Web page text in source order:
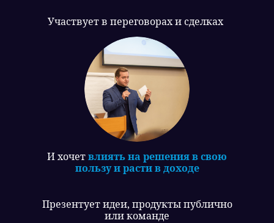
Участвует в переговорах и сделках
И хочетвлиять на решения в свою
пользу и расти в доходе
Презентует идеи, продукты публично
или команде